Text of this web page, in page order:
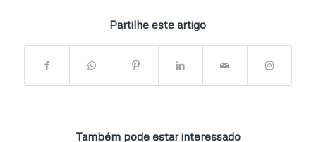
Partilhe este artigo
Também pode estar interessado